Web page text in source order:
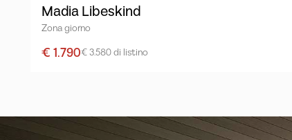
Madia Libeskind
Zona giorno
€ 1.790€ 3.580 di listino